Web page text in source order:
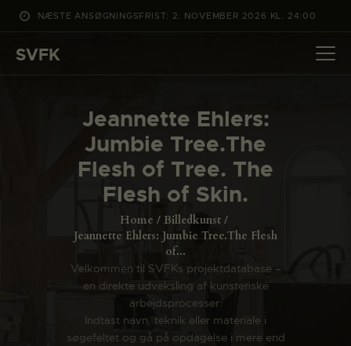
NÆSTE ANSØGNINGSFRIST: 2. NOVEMBER 2026 KL. 24:00
SVFK
Jeannette Ehlers:
Jumbie Tree.The
Flesh of Tree. The
Flesh of Skin.
Home
Billedkunst
Jeannette Ehlers: Jumbie Tree.The Flesh
of...
Velkommen til SVFKs projektdatabase –
en direkte udveksling af kunsteriske
arbejdsprocesser.
Indtast navn, teknik eller materiale i
søgefeltet og gå på opdagelse i mere end
DET SKER
PROJEKTER
CHANNEL
ANSØG
ENGLISH